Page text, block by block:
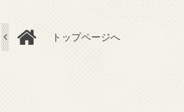
トップページへ